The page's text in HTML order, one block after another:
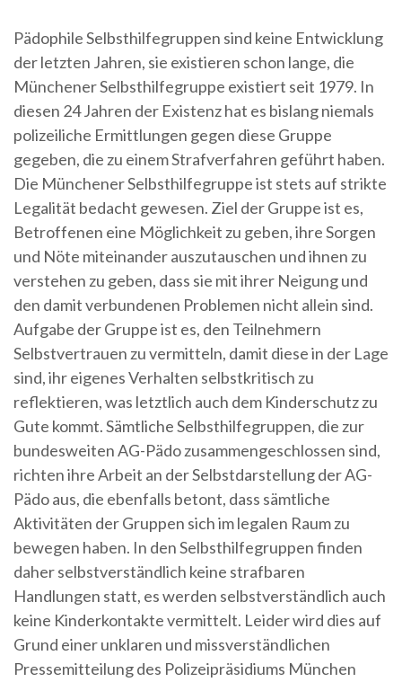
Pädophile Selbsthilfegruppen sind keine Entwicklung
der letzten Jahren, sie existieren schon lange, die
Münchener Selbsthilfegruppe existiert seit 1979. In
diesen 24 Jahren der Existenz hat es bislang niemals
polizeiliche Ermittlungen gegen diese Gruppe
gegeben, die zu einem Strafverfahren geführt haben.
Die Münchener Selbsthilfegruppe ist stets auf strikte
Legalität bedacht gewesen. Ziel der Gruppe ist es,
Betroffenen eine Möglichkeit zu geben, ihre Sorgen
und Nöte miteinander auszutauschen und ihnen zu
verstehen zu geben, dass sie mit ihrer Neigung und
den damit verbundenen Problemen nicht allein sind.
Aufgabe der Gruppe ist es, den Teilnehmern
Selbstvertrauen zu vermitteln, damit diese in der Lage
sind, ihr eigenes Verhalten selbstkritisch zu
reflektieren, was letztlich auch dem Kinderschutz zu
Gute kommt. Sämtliche Selbsthilfegruppen, die zur
bundesweiten AG-Pädo zusammengeschlossen sind,
richten ihre Arbeit an der Selbstdarstellung der AG-
Pädo aus, die ebenfalls betont, dass sämtliche
Aktivitäten der Gruppen sich im legalen Raum zu
bewegen haben. In den Selbsthilfegruppen finden
daher selbstverständlich keine strafbaren
Handlungen statt, es werden selbstverständlich auch
keine Kinderkontakte vermittelt. Leider wird dies auf
Grund einer unklaren und missverständlichen
Pressemitteilung des Polizeipräsidiums München